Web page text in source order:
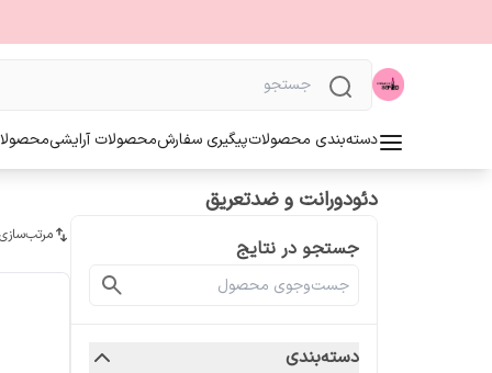
دسته‌بندی محصولاتپیگیری سفارشمحصولات آرایشی
دئودورانت و ضدتعریق
جستجو در نتایج
دسته‌بندی